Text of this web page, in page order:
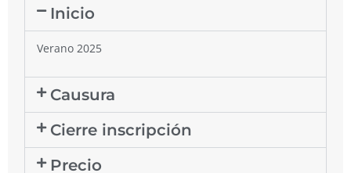
Inicio
Verano 2025
Causura
Cierre inscripción
Precio